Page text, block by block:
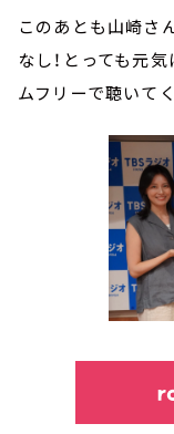
このあとも山崎さ
なし！とっても元
ムフリーで聴いて